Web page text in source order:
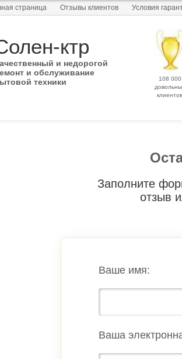
страница Отзывы клиентов Условия
ктр
и недорогой
и обслуживание
техники
108 000
клиентов
Заполните
отзыв
Ваше имя:
Ваша